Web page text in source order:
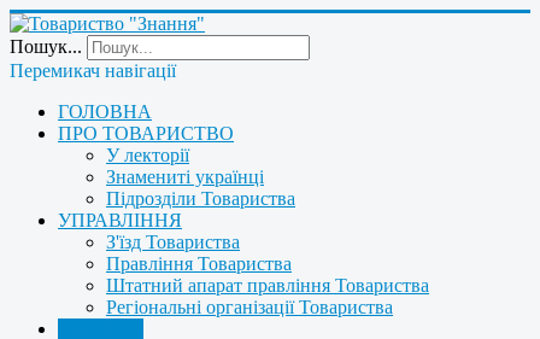
Пошук...
Перемикач навігації
ГОЛОВНА
ПРО ТОВАРИСТВО
У лекторії
Знамениті українці
Підрозділи Товариства
УПРАВЛІННЯ
З'їзд Товариства
Правління Товариства
Штатний апарат правління Товариства
Регіональні організації Товариства